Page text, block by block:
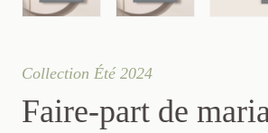
Collection Été 2024
Faire-part de